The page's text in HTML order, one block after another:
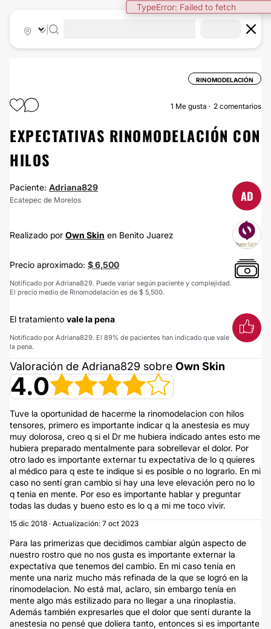
TypeError: Failed to fetch
RINOMODELACIÓN
1 Me gusta 2 comentarios
EXPECTATIVAS RINOMODELACIÓN CON
HILOS
Paciente: Adriana829
Ecatepec de Morelos AD
Realizado por Own Skin en Benito Juarez
Precio aproximado: $ 6,500
Notificado por Adriana829. Puede variar según paciente y complejidad.
El precio medio de Rinomodelación es de $ 5,500.
El tratamiento vale la pena
Notificado por Adriana829. El 89% de pacientes han indicado que vale
la pena.
Valoración de Adriana829 sobre Own Skin
4.0
Tuve la oportunidad de hacerme la rinomodelacion con hilos
tensores, primero es importante indicar q la anestesia es muy
muy dolorosa, creo q si el Dr me hubiera indicado antes esto me
hubiera preparado mentalmente para sobrellevar el dolor. Por
otro lado es importante externar tu expectativa de lo q quieres
al médico para q este te indique si es posible o no lograrlo. En mi
caso no sentí gran cambio si hay una leve elevación pero no lo
q tenia en mente. Por eso es importante hablar y preguntar
todas las dudas y bueno esto es lo q a mi me toco vivir.
15 dic 2018 · Actualización: 7 oct 2023
Para las primerizas que decidimos cambiar algún aspecto de
nuestro rostro que no nos gusta es importante externar la
expectativa que tenemos del cambio. En mi caso tenía en
mente una nariz mucho más refinada de la que se logró en la
rinomodelacion. No está mal, aclaro, sin embargo tenía en
mente algo más estilizado para no llegar a una rinoplastia.
Además también expresarles que el dolor que sentí durante la
anestesia no pensé que doliera tanto, entonces si es importante